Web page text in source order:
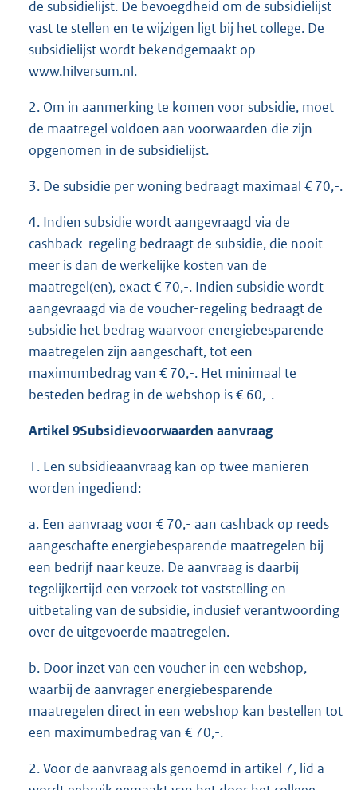
de subsidielijst. De bevoegdheid om de subsidielijst
vast te stellen en te wijzigen ligt bij het college. De
subsidielijst wordt bekendgemaakt op
www.hilversum.nl.
2. Om in aanmerking te komen voor subsidie, moet
de maatregel voldoen aan voorwaarden die zijn
opgenomen in de subsidielijst.
3. De subsidie per woning bedraagt maximaal € 70,-.
4. Indien subsidie wordt aangevraagd via de
cashback-regeling bedraagt de subsidie, die nooit
meer is dan de werkelijke kosten van de
maatregel(en), exact € 70,-. Indien subsidie wordt
aangevraagd via de voucher-regeling bedraagt de
subsidie het bedrag waarvoor energiebesparende
maatregelen zijn aangeschaft, tot een
maximumbedrag van € 70,-. Het minimaal te
besteden bedrag in de webshop is € 60,-.
Artikel 9Subsidievoorwaarden aanvraag
1. Een subsidieaanvraag kan op twee manieren
worden ingediend:
a. Een aanvraag voor € 70,- aan cashback op reeds
aangeschafte energiebesparende maatregelen bij
een bedrijf naar keuze. De aanvraag is daarbij
tegelijkertijd een verzoek tot vaststelling en
uitbetaling van de subsidie, inclusief verantwoording
over de uitgevoerde maatregelen.
b. Door inzet van een voucher in een webshop,
waarbij de aanvrager energiebesparende
maatregelen direct in een webshop kan bestellen tot
een maximumbedrag van € 70,-.
2. Voor de aanvraag als genoemd in artikel 7, lid a